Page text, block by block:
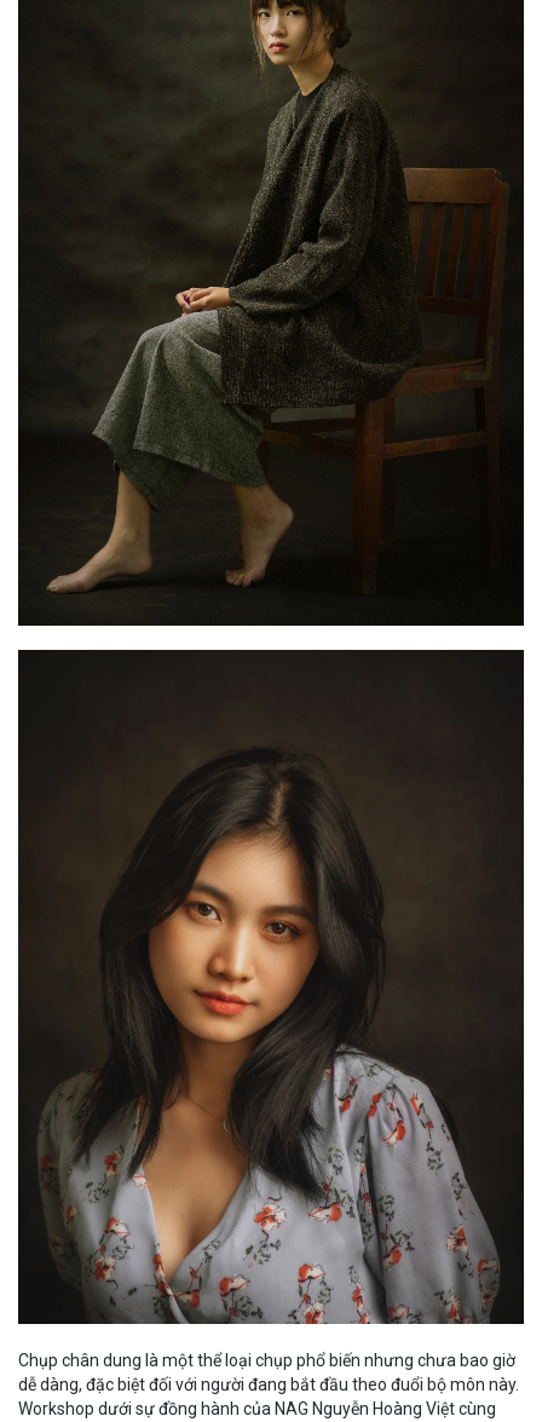
Chụp chân dung là một thể loại chụp phổ biến nhưng chưa bao giờ
dễ dàng, đặc biệt đối với người đang bắt đầu theo đuổi bộ môn này.
Workshop dưới sự đồng hành của NAG Nguyễn Hoàng Việt cùng